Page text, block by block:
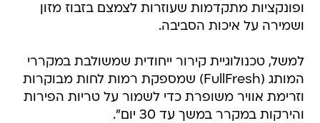
ופונקציות מתקדמות שעוזרות לצמצם בזבוז מזון
ושמירה על איכות הסביבה.
למשל, טכנולוגיית קירור ייחודית שמשולבת במקררי
המותג (FullFresh) שמספקת רמות לחות מבוקרות
וזרימת אוויר משופרת כדי לשמור על טריות הפירות
והירקות במקרר במשך עד 30 יום".